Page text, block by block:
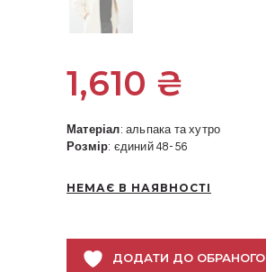
1,610 ₴
Матеріал: альпака та хутро
Розмір: єдиний 48-56
НЕМАЄ В НАЯВНОСТІ
ДОДАТИ ДО ОБРАНОГО